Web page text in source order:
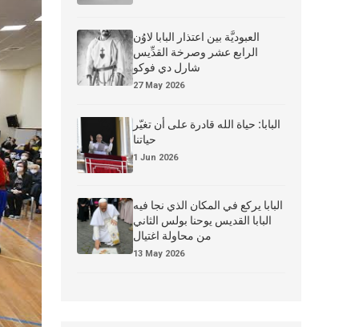
العبوديَّة بين اعتذار البابا لاوُن
الرابع عشر وصرخة القدِّيس
شارل دي فوكو
27 May 2026
البابا: حياة الله قادرة على أن تغيّر
حياتنا
1 Jun 2026
البابا يركع في المكان الذي نجا فيه
البابا القديس يوحنا بولس الثاني
من محاولة اغتيال
13 May 2026